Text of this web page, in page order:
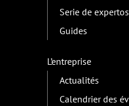
Serie de expertos
Guides
L’entreprise
Actualités
Calendrier des